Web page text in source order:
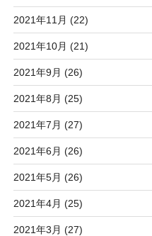
2021年11月 (22)
2021年10月 (21)
2021年9月 (26)
2021年8月 (25)
2021年7月 (27)
2021年6月 (26)
2021年5月 (26)
2021年4月 (25)
2021年3月 (27)